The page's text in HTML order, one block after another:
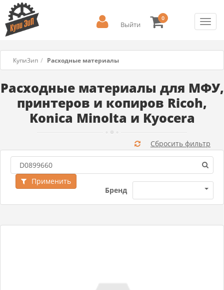
Выйти
0
КупиЗип Расходные материалы
Расходные материалы для МФУ,
принтеров и копиров Ricoh,
Konica Minolta и Kyocera
Бренд
Применить
Сбросить фильтр